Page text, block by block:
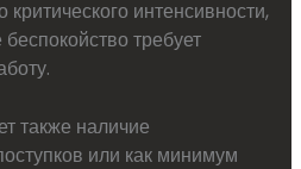
интенсивности,
требует
также наличие
или как минимум